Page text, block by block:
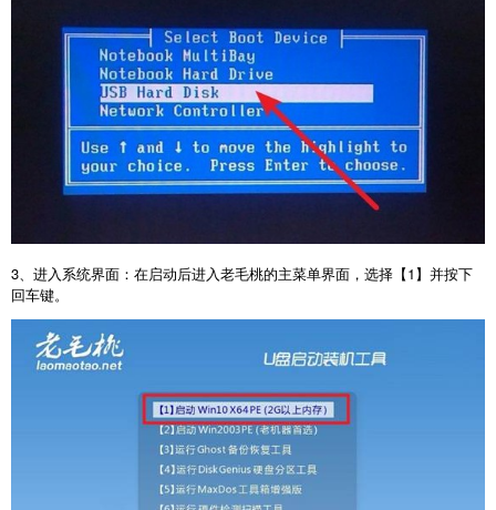
3 、进入系统界面：在启动后进入老毛桃的主菜单界面，选择【1】并按下
回车键。